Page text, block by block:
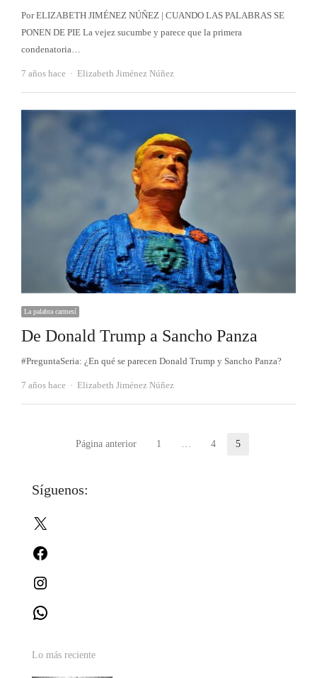
Por ELIZABETH JIMÉNEZ NÚÑEZ | CUANDO LAS PALABRAS SE
PONEN DE PIE La vejez sucumbe y parece que la primera
condenatoria…
7 años hace Autor
Elizabeth Jiménez Núñez
La palabra carmesí
De Donald Trump a Sancho Panza
#PreguntaSeria: ¿En qué se parecen Donald Trump y Sancho Panza?
7 años hace Autor
Elizabeth Jiménez Núñez
Paginación
entradas
Página anterior Página
1 … Página
4 5
Síguenos:
Lo más reciente